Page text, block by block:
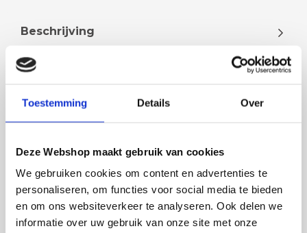
Toestemming Details Over
Deze Webshop maakt gebruik van cookies
We gebruiken cookies om content en advertenties te
personaliseren, om functies voor social media te bieden
en om ons websiteverkeer te analyseren. Ook delen we
informatie over uw gebruik van onze site met onze
Beschrijving
LED lamp smoke LED lamp 4 watt E27 smoke
dimbaar 2200 kelvin extra warm wit 100 lumen
Rian
Anne